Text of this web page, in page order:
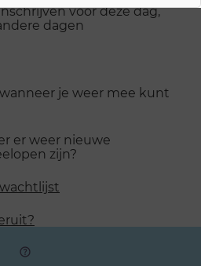
voor deze dag,
dagen
je weer mee kunt
er weer nieuwe
zijn?